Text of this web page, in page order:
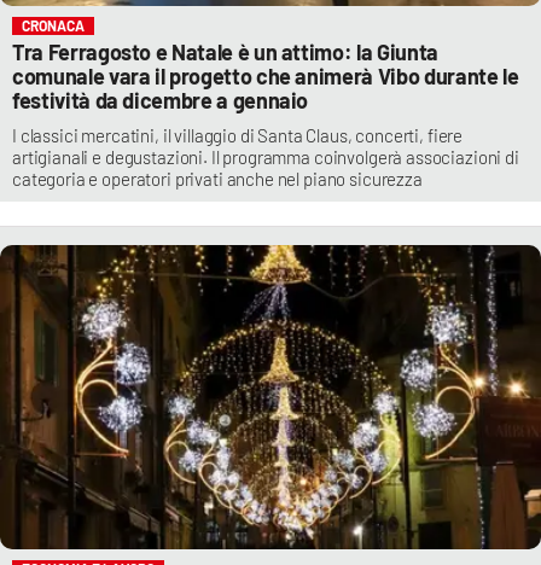
CRONACA
Tra Ferragosto e Natale è un attimo: la Giunta
comunale vara il progetto che animerà Vibo durante le
festività da dicembre a gennaio
I classici mercatini, il villaggio di Santa Claus, concerti, fiere
artigianali e degustazioni. Il programma coinvolgerà associazioni di
categoria e operatori privati anche nel piano sicurezza